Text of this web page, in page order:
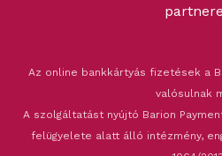
Az online bankkártyás fizetések a
valósulnak
A szolgáltatást nyújtó Barion
felügyelete alatt álló intézmény,